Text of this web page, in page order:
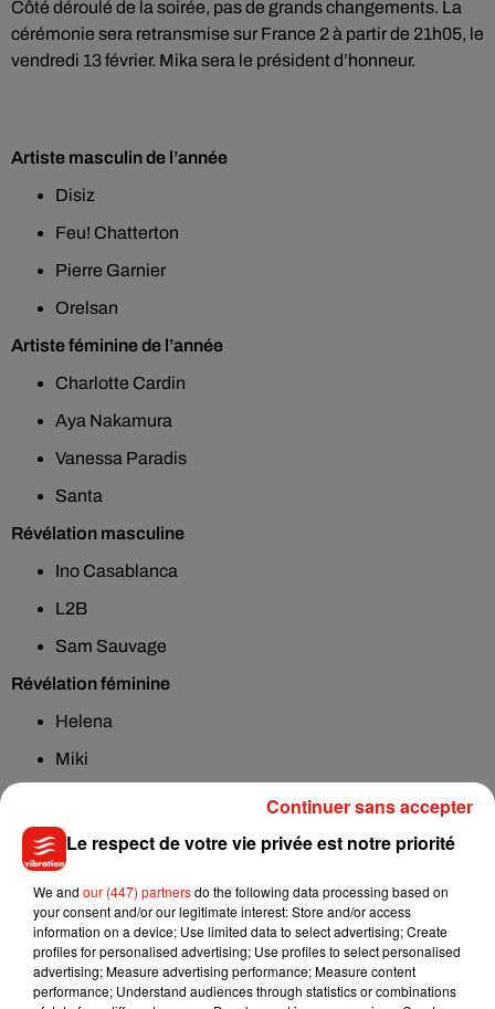
Côté déroulé de la soirée, pas de grands changements. La
cérémonie sera retransmise sur France 2 à partir de 21h05, le
vendredi 13 février. Mika sera le président d’honneur.
Artiste masculin de l’année
Disiz
Feu! Chatterton
Pierre Garnier
Orelsan
Artiste féminine de l’année
Charlotte Cardin
Aya Nakamura
Vanessa Paradis
Santa
Révélation masculine
Ino Casablanca
L2B
Sam Sauvage
Révélation féminine
Helena
Miki
Révélation scène
Helena
Miki
Theodora
Album de l’année
Le respect de votre vie privée est notre priorité
We and our (447) partnersdo the following data processing based on
your consent and/or our legitimate interest: Store and/or access
information on a device; Use limited data to select advertising; Create
profiles for personalised advertising; Use profiles to select personalised
advertising; Measure advertising performance; Measure content
performance; Understand audiences through statistics or combinations
Continuer sans accepter